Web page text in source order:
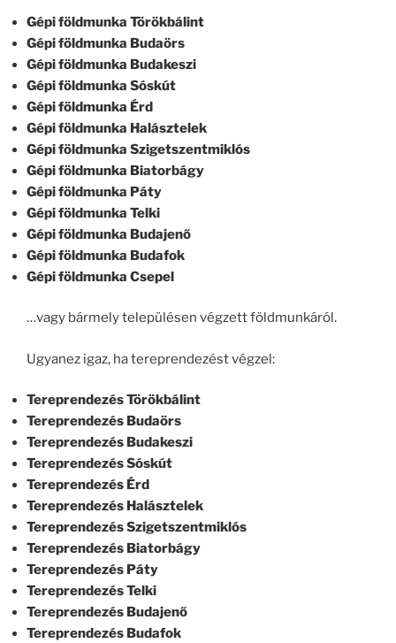
Gépi földmunka Törökbálint
Gépi földmunka Budaörs
Gépi földmunka Budakeszi
Gépi földmunka Sóskút
Gépi földmunka Érd
Gépi földmunka Halásztelek
Gépi földmunka Szigetszentmiklós
Gépi földmunka Biatorbágy
Gépi földmunka Páty
Gépi földmunka Telki
Gépi földmunka Budajenő
Gépi földmunka Budafok
Gépi földmunka Csepel
…vagy bármely településen végzett földmunkáról.
Ugyanez igaz, ha tereprendezést végzel:
Tereprendezés Törökbálint
Tereprendezés Budaörs
Tereprendezés Budakeszi
Tereprendezés Sóskút
Tereprendezés Érd
Tereprendezés Halásztelek
Tereprendezés Szigetszentmiklós
Tereprendezés Biatorbágy
Tereprendezés Páty
Tereprendezés Telki
Tereprendezés Budajenő
Tereprendezés Budafok